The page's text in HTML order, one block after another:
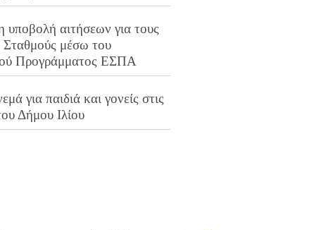
υποβολή αιτήσεων για τους
Σταθμούς μέσω του
Προγράμματος ΕΣΠΑ
για παιδιά και γονείς στις
Δήμου Ιλίου